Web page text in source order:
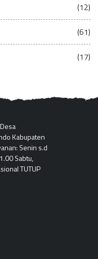
(12)
(61)
(17)
Kabupaten
Senin s.d
Sabtu,
TUTUP